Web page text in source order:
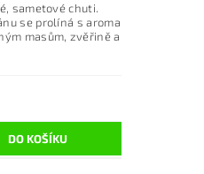
sametové chuti.
se prolíná s aroma
masům, zvěřině a